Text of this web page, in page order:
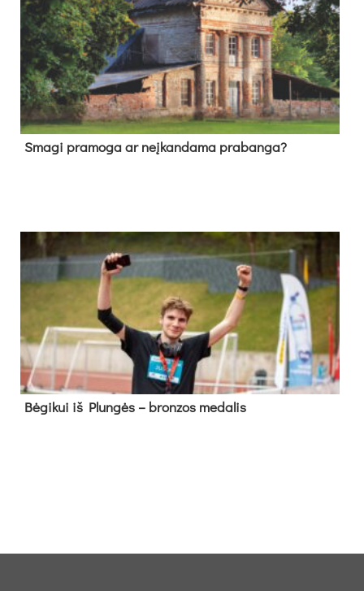
Sma­gi pra­mo­ga ar neį­kan­da­ma pra­ban­ga?
Bė­gi­kui iš Plun­gės – bron­zos me­da­lis